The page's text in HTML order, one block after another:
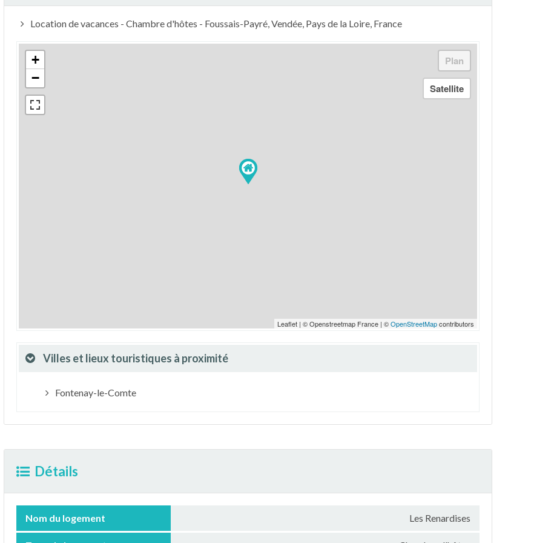
Location de vacances - Chambre d'hôtes - Foussais-Payré, Vendée, Pays de la Loire, France
+
−
Leaflet | © Openstreetmap France | ©OpenStreetMapcontributors
Villes et lieux touristiques à proximité
Fontenay-le-Comte
Détails
Nom du logement Les Renardises